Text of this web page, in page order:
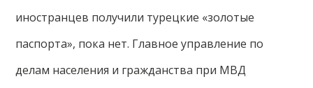
иностранцев получили турецкие «золотые
паспорта», пока нет. Главное управление по
делам населения и гражданства при МВД